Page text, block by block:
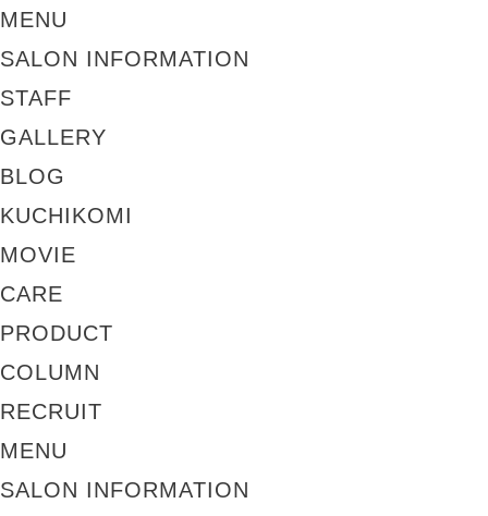
MENU
SALON INFORMATION
STAFF
GALLERY
BLOG
KUCHIKOMI
MOVIE
CARE
PRODUCT
COLUMN
RECRUIT
MENU
SALON INFORMATION